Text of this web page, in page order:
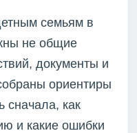
семьям в
не общие
документы и
ориентиры
сначала, как
и какие ошибки